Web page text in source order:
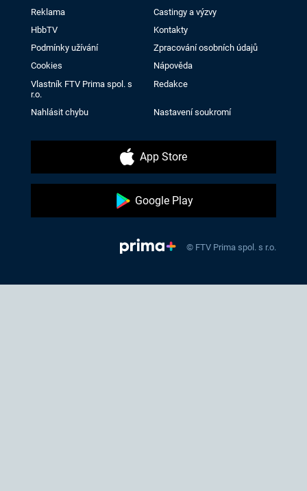
Reklama
Castingy a výzvy
HbbTV
Kontakty
Podmínky užívání
Zpracování osobních údajů
Cookies
Nápověda
Vlastník FTV Prima spol. s
r.o.
Redakce
Nahlásit chybu Nastavení soukromí
App Store
Google Play
© FTV Prima spol. s r.o.